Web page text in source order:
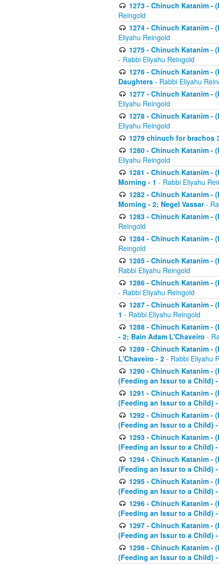
1273 - Chinuch Katanim -
Reingold
1274 - Chinuch Katanim -
Eliyahu Reingold
1275 - Chinuch Katanim -
- Rabbi Eliyahu Reingold
1276 - Chinuch Katanim -
Daughters - Rabbi Eliyahu
1277 - Chinuch Katanim -
Eliyahu Reingold
1278 - Chinuch Katanim -
Eliyahu Reingold
1279 chinuch for brachos
1280 - Chinuch Katanim -
Eliyahu Reingold
1281 - Chinuch Katanim -
Morning - 1 - Rabbi Eliyahu
1282 - Chinuch Katanim -
Morning - 2; Negel Vassar-
1283 - Chinuch Katanim -
Reingold
1284 - Chinuch Katanim -
Reingold
1285 - Chinuch Katanim -
Rabbi Eliyahu Reingold
1286 - Chinuch Katanim -
- Rabbi Eliyahu Reingold
1287 - Chinuch Katanim -
1 - Rabbi Eliyahu Reingold
1288 - Chinuch Katanim -
- 2; Bain Adam L'Chaveiro -
1289 - Chinuch Katanim -
L'Chaveiro - 2 - Rabbi Eliyahu
1290 - Chinuch Katanim -
(Feeding an Issur to a Child)
1291 - Chinuch Katanim -
(Feeding an Issur to a Child)
1292 - Chinuch Katanim -
(Feeding an Issur to a Child)
1293 - Chinuch Katanim -
(Feeding an Issur to a Child)
1294 - Chinuch Katanim -
(Feeding an Issur to a Child)
1295 - Chinuch Katanim -
(Feeding an Issur to a Child)
1296 - Chinuch Katanim -
(Feeding an Issur to a Child)
1297 - Chinuch Katanim -
(Feeding an Issur to a Child)
1298 - Chinuch Katanim -
(Feeding an Issur to a Child)